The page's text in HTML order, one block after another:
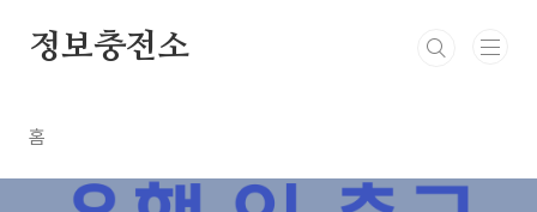
정보충전소
홈